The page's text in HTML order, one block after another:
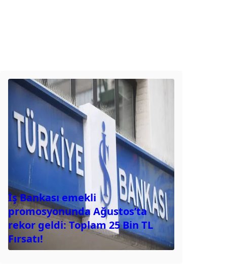
İş Bankası emekli
promosyonunda Ağustos’ta
rekor geldi: Toplam 25 Bin TL
Fırsatı!